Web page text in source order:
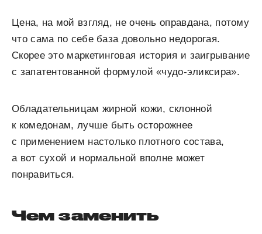
Цена, на мой взгляд, не очень оправдана, потому
что сама по себе база довольно недорогая.
Скорее это маркетинговая история и заигрывание
с запатентованной формулой «чудо-эликсира».
Обладательницам жирной кожи, склонной
к комедонам, лучше быть осторожнее
с применением настолько плотного состава,
а вот сухой и нормальной вполне может
понравиться.
Чем заменить